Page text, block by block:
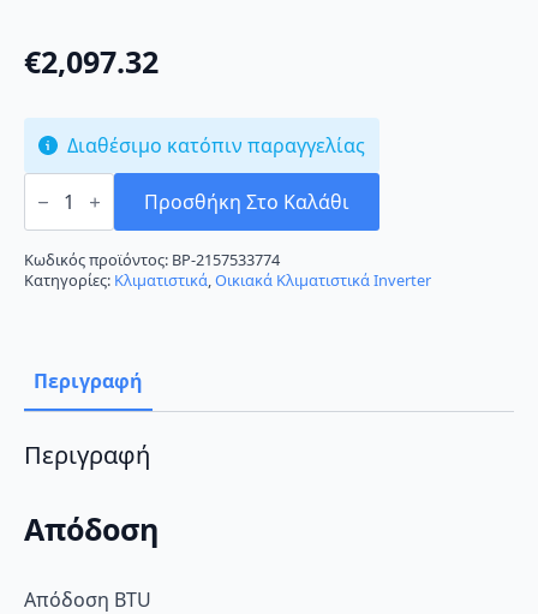
€2,097.32
Διαθέσιμο κατόπιν παραγγελίας
Mitsubishi
Electric
LN50VG2-
B
Κλιματιστικό
Inverter
με
Wi-
Fi
Προσθήκη Στο Καλάθι
Κωδικός προϊόντος: BP-2157533774
Κατηγορίες: Κλιματιστικά,Οικιακά Κλιματιστικά Inverter
Περιγραφή
Περιγραφή
Απόδοση
Απόδοση BTU